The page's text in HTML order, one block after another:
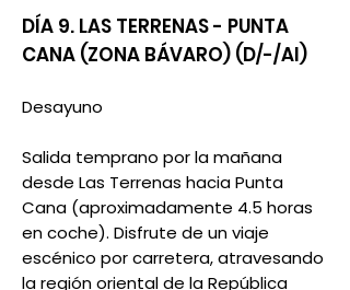
DÍA 9. LAS TERRENAS - PUNTA
CANA (ZONA BÁVARO) (D/-/AI)
Desayuno
Salida temprano por la mañana
desde Las Terrenas hacia Punta
Cana (aproximadamente 4.5 horas
en coche). Disfrute de un viaje
escénico por carretera, atravesando
la región oriental de la República